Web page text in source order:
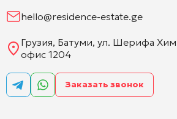
hello@residence-estate.ge
Грузия, Батуми, ул. Шерифа
офис 1204
Заказать звонок